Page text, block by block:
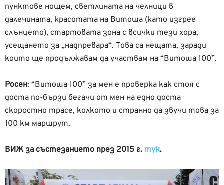
пунктове нощем, светлината на челници в
далечината, красотата на Витоша (като изгрее
слънцето), стартовата зона с всички тези хора,
усещането за „надпревара“. Това са нещата, заради
които ще продължавам да участвам на “Витоша 100”.
Росен: “Витоша 100” за мен е проверка как стоя с
доста по-бързи бегачи от мен на едно доста
скоростно трасе, колкото и странно да звучи това за
100 км маршрут.
ВИЖ за състезанието през 2015 г. тук.